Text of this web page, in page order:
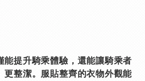
能提升騎乘體驗，還能讓騎乘者
更整潔。服貼整齊的衣物外觀能